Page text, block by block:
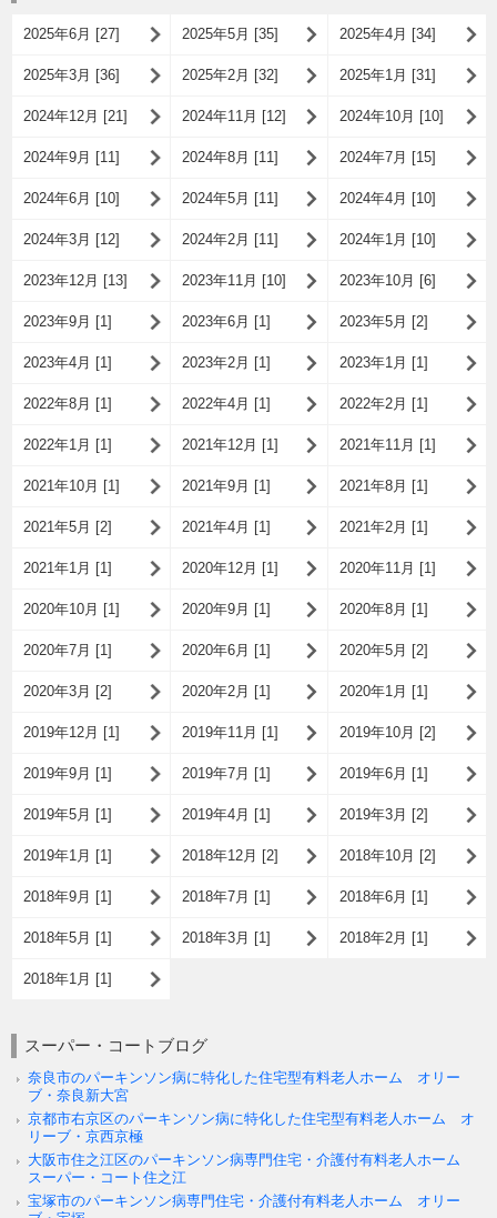
2025年6月 [27] 2025年5月 [35] 2025年4月 [34]
2025年3月 [36] 2025年2月 [32] 2025年1月 [31]
2024年12月 [21] 2024年11月 [12] 2024年10月 [10]
2024年9月 [11] 2024年8月 [11] 2024年7月 [15]
2024年6月 [10] 2024年5月 [11] 2024年4月 [10]
2024年3月 [12] 2024年2月 [11] 2024年1月 [10]
2023年12月 [13] 2023年11月 [10] 2023年10月 [6]
2023年9月 [1] 2023年6月 [1] 2023年5月 [2]
2023年4月 [1] 2023年2月 [1] 2023年1月 [1]
2022年8月 [1] 2022年4月 [1] 2022年2月 [1]
2022年1月 [1] 2021年12月 [1] 2021年11月 [1]
2021年10月 [1] 2021年9月 [1] 2021年8月 [1]
2021年5月 [2] 2021年4月 [1] 2021年2月 [1]
2021年1月 [1] 2020年12月 [1] 2020年11月 [1]
2020年10月 [1] 2020年9月 [1] 2020年8月 [1]
2020年7月 [1] 2020年6月 [1] 2020年5月 [2]
2020年3月 [2] 2020年2月 [1] 2020年1月 [1]
2019年12月 [1] 2019年11月 [1] 2019年10月 [2]
2019年9月 [1] 2019年7月 [1] 2019年6月 [1]
2019年5月 [1] 2019年4月 [1] 2019年3月 [2]
2019年1月 [1] 2018年12月 [2] 2018年10月 [2]
2018年9月 [1] 2018年7月 [1] 2018年6月 [1]
2018年5月 [1] 2018年3月 [1] 2018年2月 [1]
2018年1月 [1]
スーパー・コートブログ
奈良市のパーキンソン病に特化した住宅型有料老人ホーム オリー
ブ・奈良新大宮
京都市右京区のパーキンソン病に特化した住宅型有料老人ホーム オ
リーブ・京西京極
大阪市住之江区のパーキンソン病専門住宅・介護付有料老人ホーム
スーパー・コート住之江
宝塚市のパーキンソン病専門住宅・介護付有料老人ホーム オリー